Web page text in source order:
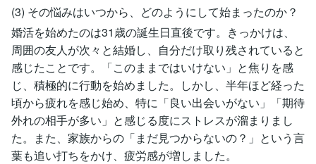
(3) その悩みはいつから、どのようにして始まったのか？
婚活を始めたのは31歳の誕生日直後です。きっかけは、
周囲の友人が次々と結婚し、自分だけ取り残されていると
感じたことです。「このままではいけない」と焦りを感
じ、積極的に行動を始めました。しかし、半年ほど経った
頃から疲れを感じ始め、特に「良い出会いがない」「期待
外れの相手が多い」と感じる度にストレスが溜まりまし
た。また、家族からの「まだ見つからないの？」という言
葉も追い打ちをかけ、疲労感が増しました。